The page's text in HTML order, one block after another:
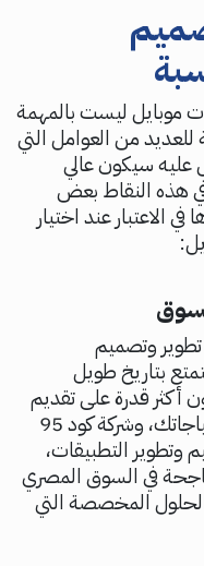
موبايل ليست بالمهمة
للعديد من العوامل التي
سيكون عالي
هذه النقاط بعض
الاعتبار عند اختيار
وتصميم
بتاريخ طويل
أكثر قدرة على تقديم
حلول مبتكرة ومصممة خصيصًا لاحتياجاتك، وشركة كود 95
عامًا في تصميم وتطوير التطبيقات،
في السوق المصري
المخصصة التي